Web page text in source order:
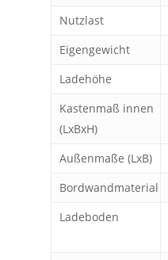
Nutzlast
Eigengewicht
Ladehöhe
Kastenmaß innen
(LxBxH)
Außenmaße (LxB)
Bordwandmaterial
Ladeboden